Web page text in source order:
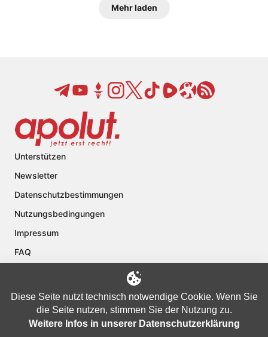
Mehr laden
Unterstützen
Newsletter
Datenschutzbestimmungen
Nutzungsbedingungen
Impressum
FAQ
Diese Seite nutzt technisch notwendige Cookie. Wenn Sie
die Seite nutzen, stimmen Sie der Nutzung zu.
Weitere Infos in unserer Datenschutzerklärung